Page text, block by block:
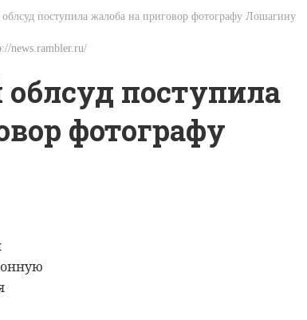
поступила жалоба на приговор фотографу Лошагину
news.rambler.ru/
поступила
фотографу